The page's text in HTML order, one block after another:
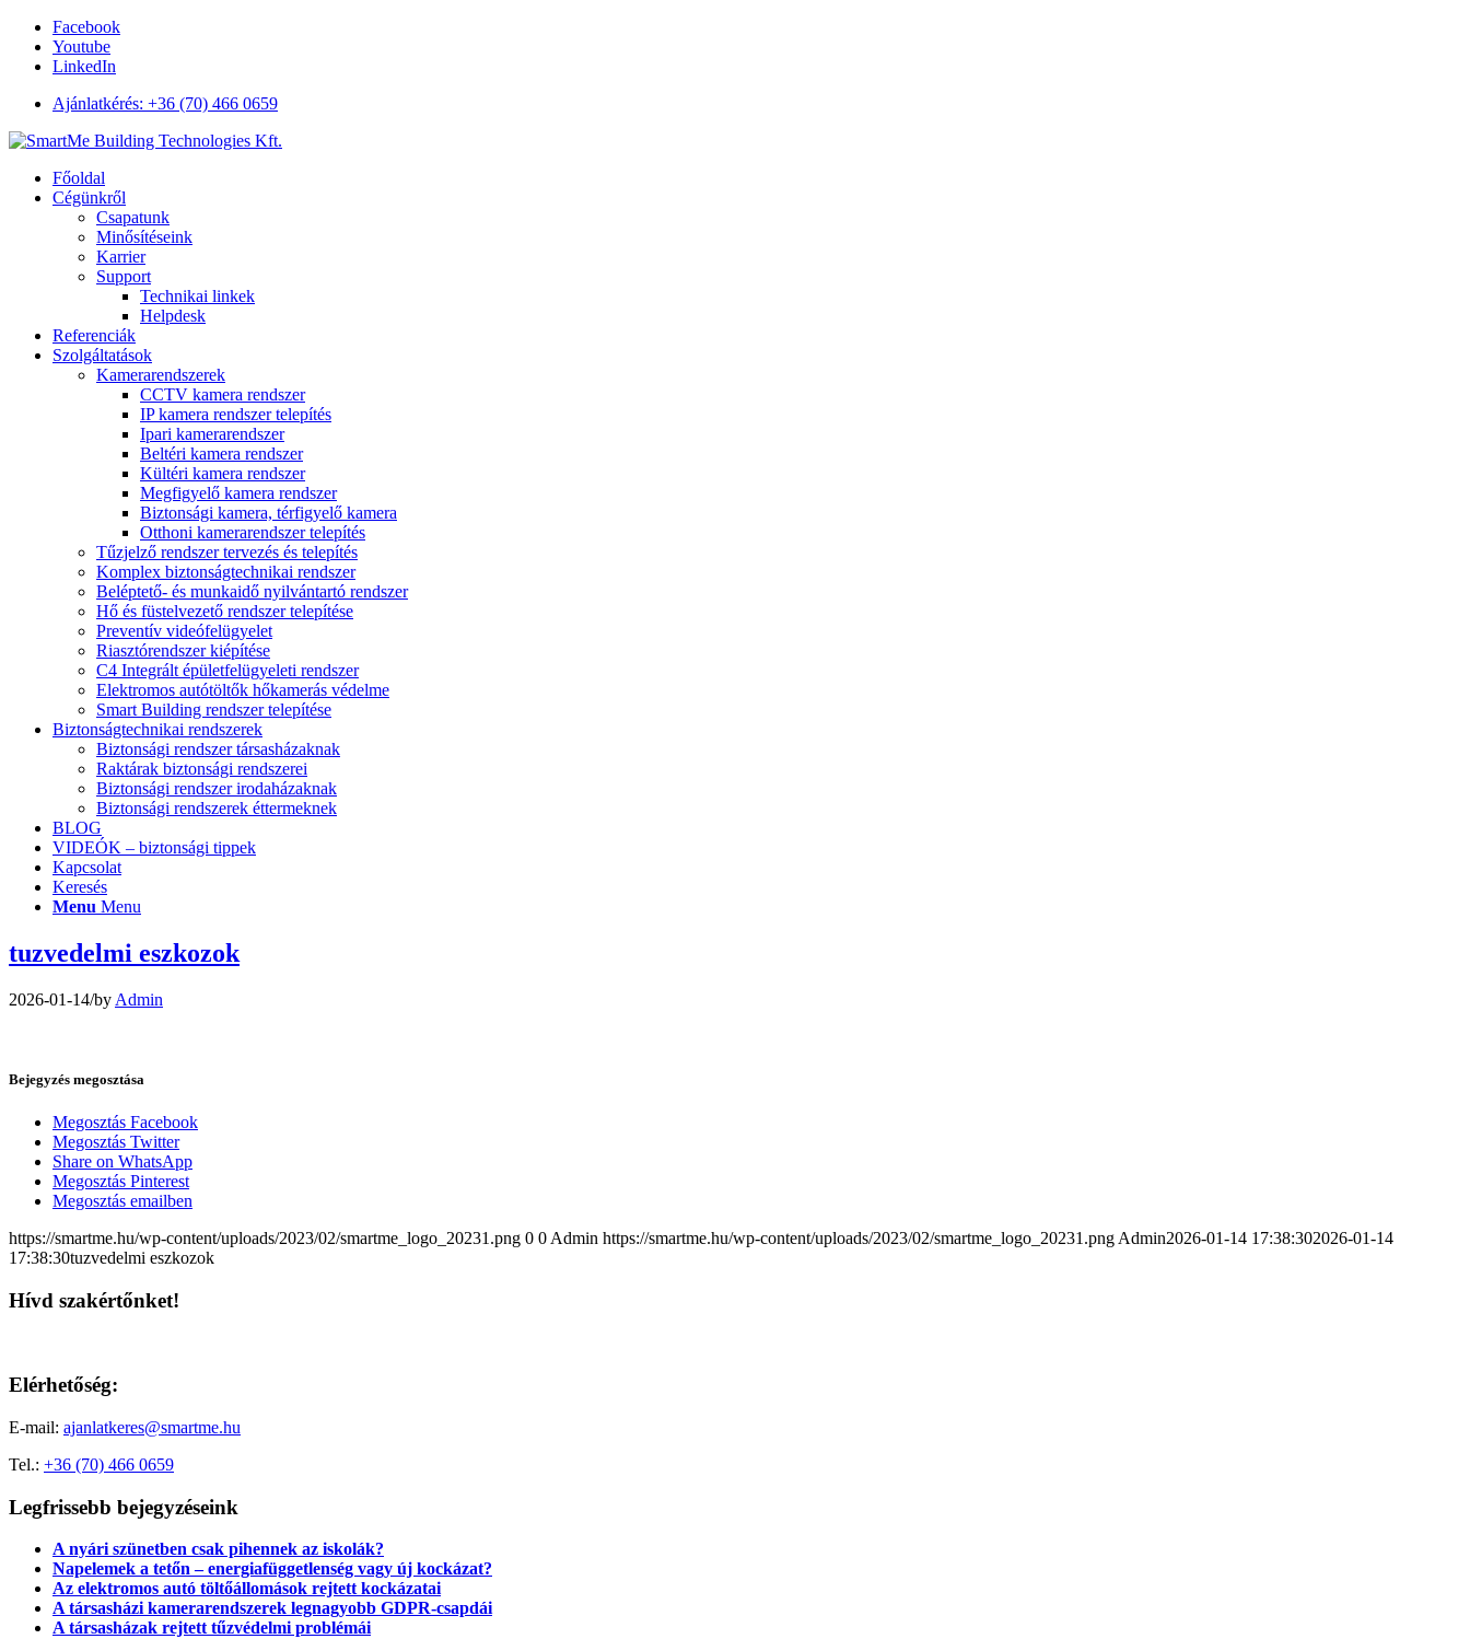
Facebook
Youtube
LinkedIn
Ajánlatkérés: +36 (70) 466 0659
Főoldal
Cégünkről
Csapatunk
Minősítéseink
Karrier
Support
Technikai linkek
Helpdesk
Referenciák
Szolgáltatások
Kamerarendszerek
CCTV kamera rendszer
IP kamera rendszer telepítés
Ipari kamerarendszer
Beltéri kamera rendszer
Kültéri kamera rendszer
Megfigyelő kamera rendszer
Biztonsági kamera, térfigyelő kamera
Otthoni kamerarendszer telepítés
Tűzjelző rendszer tervezés és telepítés
Komplex biztonságtechnikai rendszer
Beléptető- és munkaidő nyilvántartó rendszer
Hő és füstelvezető rendszer telepítése
Preventív videófelügyelet
Riasztórendszer kiépítése
C4 Integrált épületfelügyeleti rendszer
Elektromos autótöltők hőkamerás védelme
Smart Building rendszer telepítése
Biztonságtechnikai rendszerek
Biztonsági rendszer társasházaknak
Raktárak biztonsági rendszerei
Biztonsági rendszer irodaházaknak
Biztonsági rendszerek éttermeknek
BLOG
VIDEÓK – biztonsági tippek
Kapcsolat
Keresés
Menu Menu
tuzvedelmi eszkozok
2026-01-14/by Admin
Bejegyzés megosztása
Megosztás Facebook
Megosztás Twitter
Share on WhatsApp
Megosztás Pinterest
Megosztás emailben
https://smartme.hu/wp-content/uploads/2023/02/smartme_logo_20231.png 0 0 Admin https://smartme.hu/wp-content/uploads/2023/02/smartme_logo_20231.png Admin2026-01-14 17:38:302026-01-14
17:38:30tuzvedelmi eszkozok
Hívd szakértőnket!
Elérhetőség:
E-mail: ajanlatkeres@smartme.hu
Tel.: +36 (70) 466 0659
Legfrissebb bejegyzéseink
A nyári szünetben csak pihennek az iskolák?
Napelemek a tetőn – energiafüggetlenség vagy új kockázat?
Az elektromos autó töltőállomások rejtett kockázatai
A társasházi kamerarendszerek legnagyobb GDPR-csapdái
A társasházak rejtett tűzvédelmi problémái